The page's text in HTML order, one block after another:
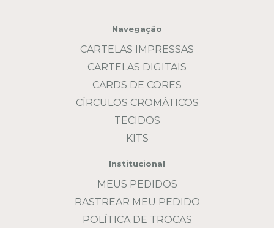
Navegação
CARTELAS IMPRESSAS
CARTELAS DIGITAIS
CARDS DE CORES
CÍRCULOS CROMÁTICOS
TECIDOS
KITS
Institucional
MEUS PEDIDOS
RASTREAR MEU PEDIDO
POLÍTICA DE TROCAS